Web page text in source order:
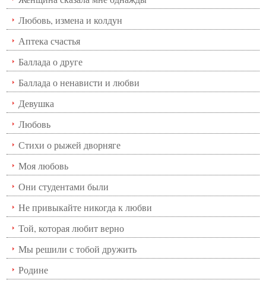
Любовь, измена и колдун
Аптека счастья
Баллада о друге
Баллада о ненависти и любви
Девушка
Любовь
Стихи о рыжей дворняге
Моя любовь
Они студентами были
Не привыкайте никогда к любви
Той, которая любит верно
Мы решили с тобой дружить
Родине